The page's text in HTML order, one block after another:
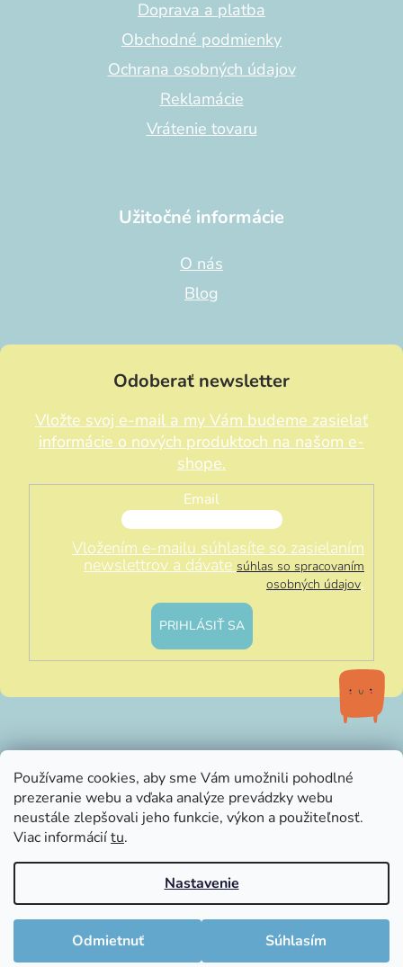
Používame cookies, aby sme Vám umožnili pohodlné
prezeranie webu a vďaka analýze prevádzky webu
neustále zlepšovali jeho funkcie, výkon a použiteľnosť.
Viac informáciítu.
Nastavenie
Odmietnuť Súhlasím
Doprava a platba
Obchodné podmienky
Ochrana osobných údajov
Reklamácie
Vrátenie tovaru
Užitočné informácie
O nás
Blog
Odoberať newsletter
Vložte svoj e-mail a my Vám budeme zasielať
informácie o nových produktoch na našom e-
shope.
Email
Vložením e-mailu súhlasíte so zasielaním
newslettrov a dávate súhlas so spracovaním
osobných údajov.
PRIHLÁSIŤ SA
info@littleluna.sk
Vytvoril Shoptet
Copyright 2026LittleLuna.sk
. Všetky práva vyhradené.
Upraviť nastavenie cookies